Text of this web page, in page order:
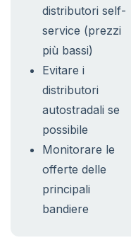
distributori self-
service (prezzi
più bassi)
Evitare i
distributori
autostradali se
possibile
Monitorare le
offerte delle
principali
bandiere